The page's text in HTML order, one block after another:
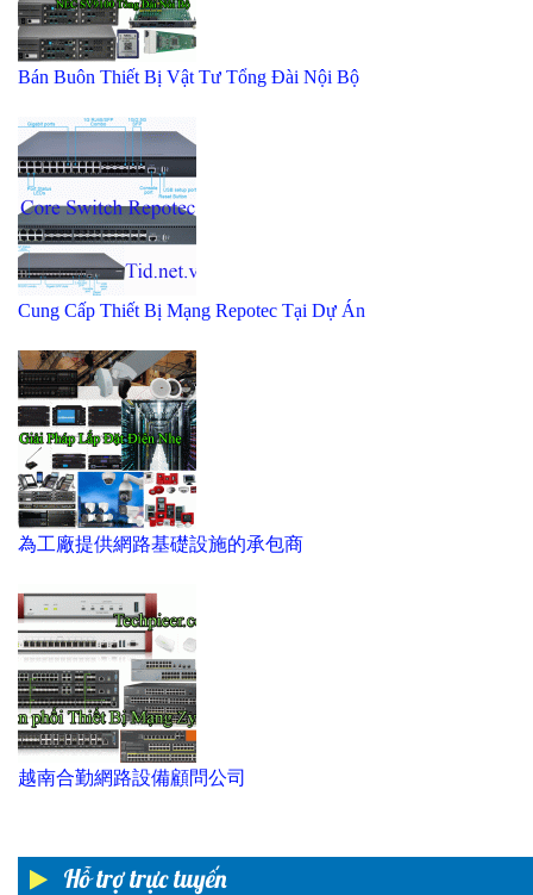
Hỗ trợ trực tuyến
Bán Buôn Thiết Bị Vật Tư Tổng Đài Nội Bộ
Cung Cấp Thiết Bị Mạng Repotec Tại Dự Án
為工廠提供網路基礎設施的承包商
越南合勤網路設備顧問公司